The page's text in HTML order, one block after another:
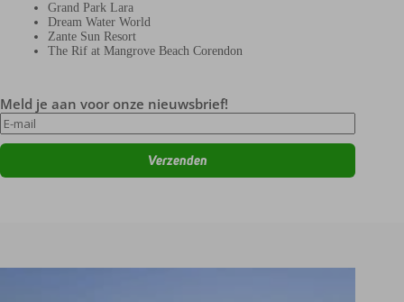
Grand Park Lara
Dream Water World
Zante Sun Resort
The Rif at Mangrove Beach Corendon
Meld je aan voor onze nieuwsbrief!